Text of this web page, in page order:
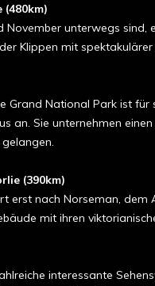
(480km)
November unterwegs
Klippen mit
Grand National Park ist
an. Sie unternehmen
(390km)
erst nach Norseman, dem
mit ihren
interessante